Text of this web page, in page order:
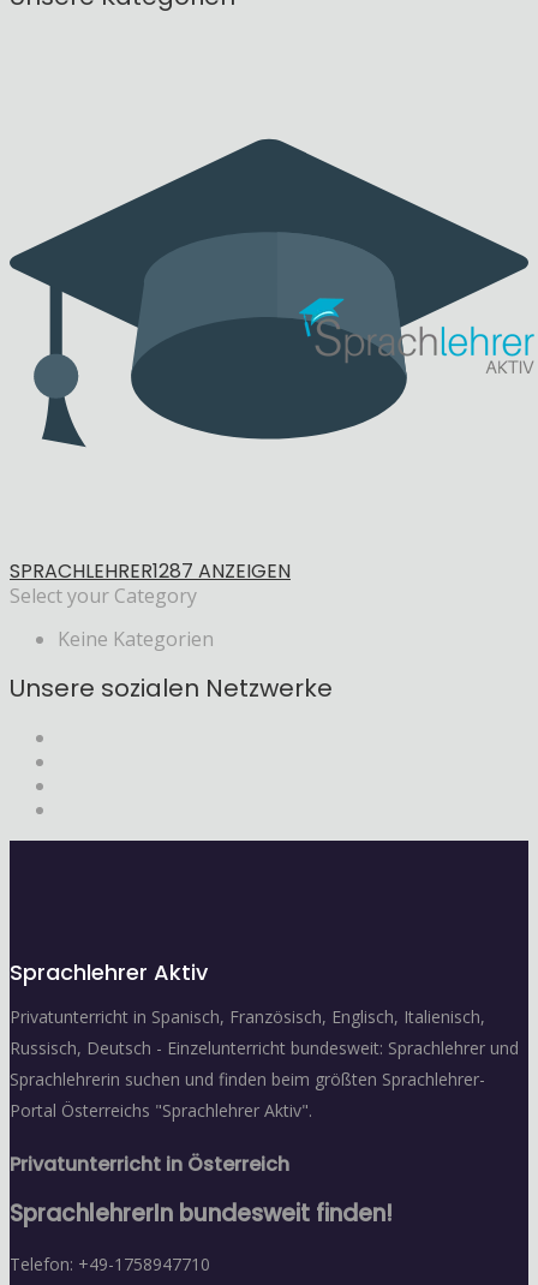
SPRACHLEHRER1287 ANZEIGEN
Select your Category
Keine Kategorien
Unsere sozialen Netzwerke
Sprachlehrer Aktiv
Privatunterricht in Spanisch, Französisch, Englisch, Italienisch,
Russisch, Deutsch - Einzelunterricht bundesweit: Sprachlehrer und
Sprachlehrerin suchen und finden beim größten Sprachlehrer-
Portal Österreichs "Sprachlehrer Aktiv".
Privatunterricht in Österreich
SprachlehrerIn bundesweit finden!
Telefon: +49-1758947710